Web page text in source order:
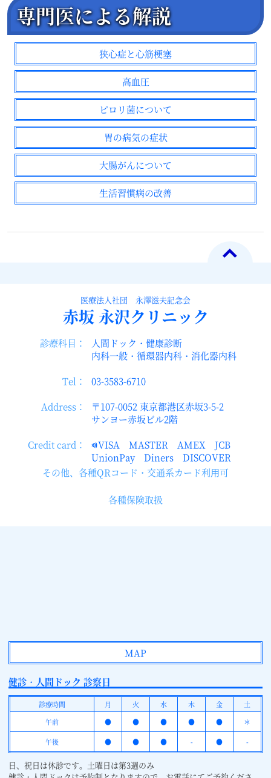
専門医による解説
狭心症と心筋梗塞
高血圧
ピロリ菌について
胃の病気の症状
大腸がんについて
生活習慣病の改善
医療法人社団 永澤滋夫記念会
赤坂 永沢クリニック
診療科目：
人間ドック・健康診断
内科一般・循環器内科・消化器内科
Tel：
03-3583-6710
Address：
〒107-0052 東京都港区赤坂3-5-2
サンヨー赤坂ビル2階
Credit card：
VISA MASTER AMEX JCB
UnionPay Diners DISCOVER
その他、各種QRコード・交通系カード利⽤可
各種保険取扱
MAP
健診・人間ドック 診察日
診療時間 月 火 水 木 金
土
午前
● ● ● ● ● ＊
午後 ● ● ● - ● -
日、祝日は休診です。土曜日は第3週のみ